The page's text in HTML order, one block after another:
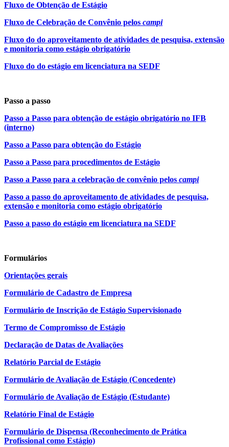
Fluxo de Obtenção de Estágio
Fluxo de Celebração de Convênio pelos campi
Fluxo do do aproveitamento de atividades de pesquisa, extensão
e monitoria como estágio obrigatório
Fluxo do do estágio em licenciatura na SEDF
Passo a passo
Passo a Passo para obtenção de estágio obrigatório no IFB
(interno)
Passo a Passo para obtenção do Estágio
Passo a Passo para procedimentos de Estágio
Passo a Passo para a celebração de convênio pelos campi
Passo a passo do aproveitamento de atividades de pesquisa,
extensão e monitoria como estágio obrigatório
Passo a passo do estágio em licenciatura na SEDF
Formulários
Orientações gerais
Formulário de Cadastro de Empresa
Formulário de Inscrição de Estágio Supervisionado
Termo de Compromisso de Estágio
Declaração de Datas de Avaliações
Relatório Parcial de Estágio
Formulário de Avaliação de Estágio (Concedente)
Formulário de Avaliação de Estágio (Estudante)
Relatório Final de Estágio
Formulário de Dispensa (Reconhecimento de Prática
Profissional como Estágio)